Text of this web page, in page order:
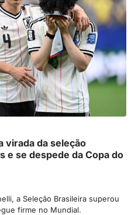
virada da seleção
e se despede da Copa do
a Seleção Brasileira superou
firme no Mundial.